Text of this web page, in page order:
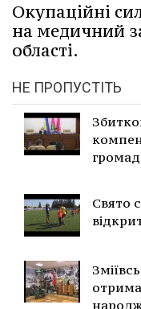
Окупаційні
на медичний
області.
НЕ ПРОПУСТІТЬ
Свято